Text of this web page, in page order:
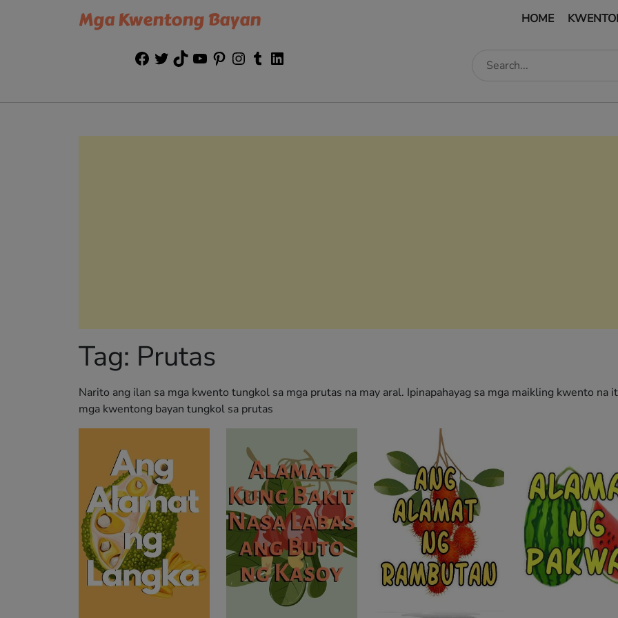
Mga Kwentong Bayan HOME
Facebook
TwitterTikTokYouTubePinterest
Instagram
Tumblr
Tag: Prutas
Narito ang ilan sa mga kwento tungkol sa mga prutas na may aral. Ipinapahayag sa mga maikling kwento na
mga kwentong bayan tungkol sa prutas